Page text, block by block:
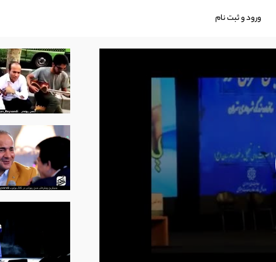
ورود و ثبت نام